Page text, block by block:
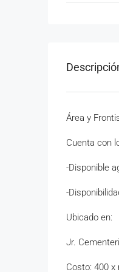
Área y
Cuenta con
-Disponible
-
Ubicado en:
Jr.
Costo: 400 x